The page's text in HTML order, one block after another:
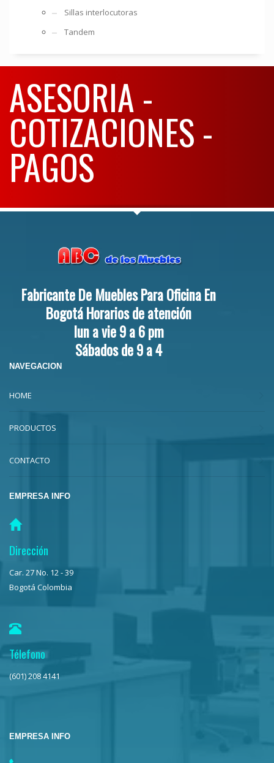
Sillas interlocutoras
Tandem
ASESORIA -
COTIZACIONES -
PAGOS
Fabricante De Muebles Para Oficina En
Bogotá Horarios de atención
lun a vie 9 a 6 pm
Sábados de 9 a 4
NAVEGACION
HOME
PRODUCTOS
CONTACTO
EMPRESA INFO
Dirección
Car. 27 No. 12 - 39
Bogotá Colombia
Télefono
(601) 208 4141
EMPRESA INFO